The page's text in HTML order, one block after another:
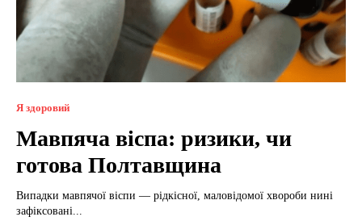
Я здоровий
Мавпяча віспа: ризики, чи
готова Полтавщина
Випадки мавпячої віспи — рідкісної, маловідомої хвороби нині
зафіксовані...